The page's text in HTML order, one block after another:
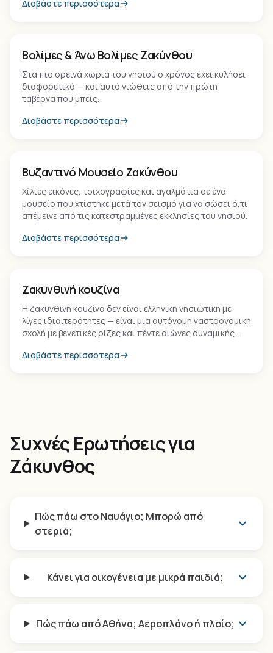
Διαβάστε περισσότερα
Οικισμός
Βολίμες & Άνω Βολίμες Ζακύνθου
Στα πιο ορεινά χωριά του νησιού ο χρόνος έχει κυλήσει
διαφορετικά — και αυτό νιώθεις από την πρώτη
ταβέρνα που μπεις.
Διαβάστε περισσότερα
Βυζαντινό Μουσείο Ζακύνθου
Χίλιες εικόνες, τοιχογραφίες και αγαλμάτια σε ένα
μουσείο που χτίστηκε μετά τον σεισμό για να σώσει ό,τι
απέμεινε από τις κατεστραμμένες εκκλησίες του νησιού.
Διαβάστε περισσότερα
Ζακυνθινή κουζίνα
Η ζακυνθινή κουζίνα δεν είναι ελληνική νησιώτικη με
λίγες ιδιαιτερότητες — είναι μια αυτόνομη γαστρονομική
σχολή με βενετικές ρίζες και πέντε αιώνες δυναμικής
Διαβάστε περισσότερα
Συχνές Ερωτήσεις για
Ζάκυνθος
Πώς πάω στο Ναυάγιο; Μπορώ από
στεριά;
Κάνει για οικογένεια με μικρά παιδιά;
Πώς πάω από Αθήνα; Αεροπλάνο ή πλοίο;